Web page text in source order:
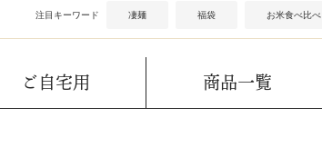
注目キーワード 凄麺 福袋 お米食べ比べ
ご自宅用 商品一覧